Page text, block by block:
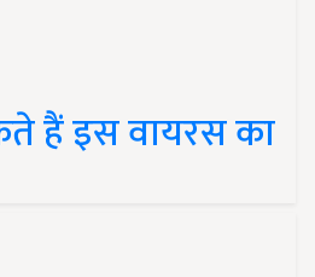
हैं इस वायरस का